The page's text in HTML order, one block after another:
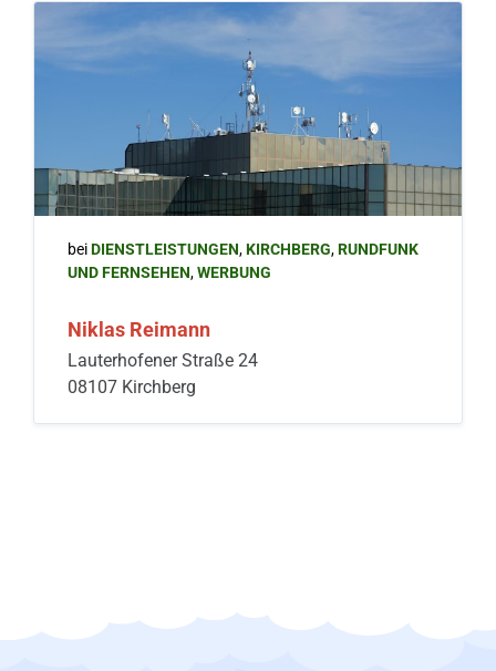
beiDIENSTLEISTUNGEN,KIRCHBERG,RUNDFUNK
UND FERNSEHEN,WERBUNG
Niklas Reimann
Lauterhofener Straße 24
08107 Kirchberg